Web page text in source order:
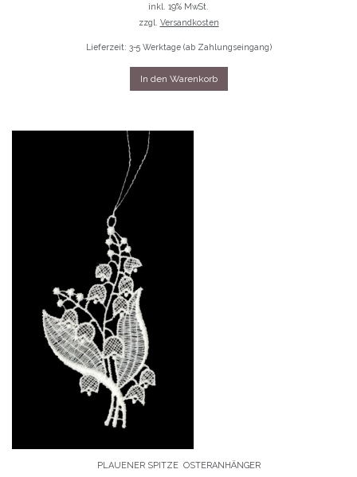
inkl. 19% MwSt.
zzgl. Versandkosten
Lieferzeit: 3-5 Werktage (ab Zahlungseingang)
In den Warenkorb
PLAUENER SPITZE OSTERANHÄNGER